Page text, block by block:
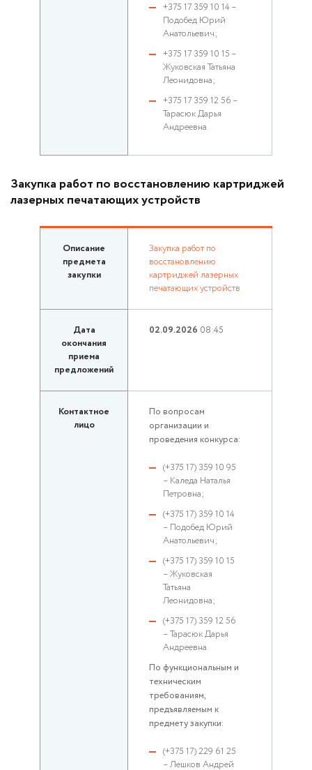
+375 17 359 10 14 –
Подобед Юрий
Анатольевич;
+375 17 359 10 15 –
Жуковская Татьяна
Леонидовна;
+375 17 359 12 56 –
Тарасюк Дарья
Андреевна.
Закупка работ по восстановлению картриджей
лазерных печатающих устройств
Описание
предмета
закупки
Закупка работ по
восстановлению
картриджей лазерных
печатающих устройств
Дата
окончания
приема
предложений
02.09.2026 08:45
Контактное
лицо
По вопросам
организации и
проведения конкурса:
(+375 17) 359 10 95
– Каледа Наталья
Петровна;
(+375 17) 359 10 14
– Подобед Юрий
Анатольевич;
(+375 17) 359 10 15
– Жуковская
Татьяна
Леонидовна;
(+375 17) 359 12 56
– Тарасюк Дарья
Андреевна.
По функциональным и
техническим
требованиям,
предъявляемым к
предмету закупки:
(+375 17) 229 61 25
– Лешков Андрей